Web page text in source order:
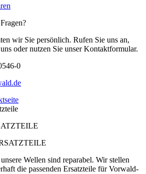
wir Sie persönlich. Rufen Sie uns an,
oder nutzen Sie unser Kontaktformular.
0
Wellen sind reparabel. Wir stellen
die passenden Ersatzteile für Vorwald-